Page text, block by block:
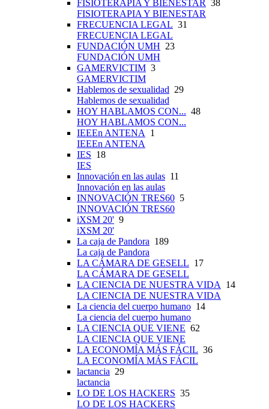
FISIOTERAPIA Y BIENESTAR 38
FISIOTERAPIA Y BIENESTAR
FRECUENCIA LEGAL 31
FRECUENCIA LEGAL
FUNDACIÓN UMH 23
FUNDACIÓN UMH
GAMERVICTIM 3
GAMERVICTIM
Hablemos de sexualidad 29
Hablemos de sexualidad
HOY HABLAMOS CON... 48
HOY HABLAMOS CON...
IEEEn ANTENA 1
IEEEn ANTENA
IES 18
IES
Innovación en las aulas 11
Innovación en las aulas
INNOVACIÓN TRES60 5
INNOVACIÓN TRES60
iXSM 20' 9
iXSM 20'
La caja de Pandora 189
La caja de Pandora
LA CÁMARA DE GESELL 17
LA CÁMARA DE GESELL
LA CIENCIA DE NUESTRA VIDA 14
LA CIENCIA DE NUESTRA VIDA
La ciencia del cuerpo humano 14
La ciencia del cuerpo humano
LA CIENCIA QUE VIENE 62
LA CIENCIA QUE VIENE
LA ECONOMÍA MÁS FÁCIL 36
LA ECONOMÍA MÁS FÁCIL
lactancia 29
lactancia
LO DE LOS HACKERS 35
LO DE LOS HACKERS